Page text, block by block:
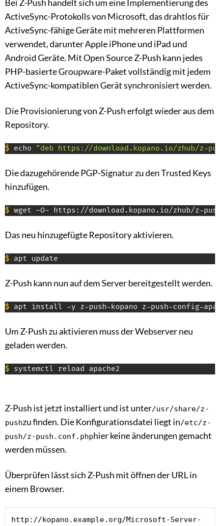
Bei Z-Push handelt sich um eine Implementierung des
ActiveSync-Protokolls von Microsoft, das drahtlos für
ActiveSync-fähige Geräte mit mehreren Plattformen
verwendet, darunter Apple iPhone und iPad und
Android Geräte. Mit Open Source Z-Push kann jedes
PHP-basierte Groupware-Paket vollständig mit jedem
ActiveSync-kompatiblen Gerät synchronisiert werden.
Die Provisionierung von Z-Push erfolgt wieder aus dem
Repository.
$ echo "deb https://download.kopano.io/zhub/z-
Die dazugehörende PGP-Signatur zu den Trusted Keys
hinzufügen.
$ wget -O- https://download.kopano.io/zhub/z-
Das neu hinzugefügte Repository aktivieren.
$ apt update
Z-Push kann nun auf dem Server bereitgestellt werden.
$ apt install -y z-push-kopano z-push-config-
Um Z-Push zu aktivieren muss der Webserver neu
geladen werden.
$ systemctl reload apache2
Z-Push ist jetzt installiert und ist unter/usr/share/z-
pushzu finden. Die Konfigurationsdatei liegt in/etc/z-
push/z-push.conf.phphier keine änderungen gemacht
werden müssen.
Überprüfen lässt sich Z-Push mit öffnen der URL in
einem Browser.
http://kopano.example.org/Microsoft-Server-